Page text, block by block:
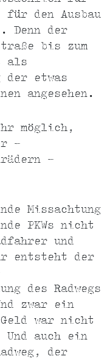
den Ausbau
Denn der
bis zum
als
der etwas
angesehen.
möglich,
-
-
Missachtung
PKWs nicht
und
entsteht der
des Radwegs
zwar ein
war nicht
auch ein
der